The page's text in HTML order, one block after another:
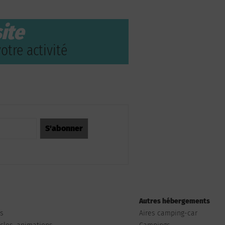
activité
Autres hébergements
Aires camping-car